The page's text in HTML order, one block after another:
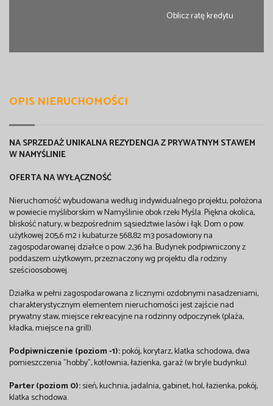
Oblicz ratę kredytu
OPIS NIERUCHOMOŚCI
NA SPRZEDAŻ UNIKALNA REZYDENCJA Z PRYWATNYM STAWEM
W NAMYŚLINIE
OFERTA NA WYŁĄCZNOŚĆ
Nieruchomość wybudowana według indywidualnego projektu, położona
w powiecie myśliborskim w Namyślinie obok rzeki Myśla. Piękna okolica,
bliskość natury, w bezpośrednim sąsiedztwie lasów i łąk. Dom o pow.
użytkowej 205,6 m2 i kubaturze 568,82 m3 posadowiony na
zagospodarowanej działce o pow. 2,36 ha. Budynek podpiwniczony z
poddaszem użytkowym, przeznaczony wg projektu dla rodziny
sześcioosobowej.
Działka w pełni zagospodarowana z licznymi ozdobnymi nasadzeniami,
charakterystycznym elementem nieruchomości jest zajście nad
prywatny staw, miejsce rekreacyjne na rodzinny odpoczynek (plaża,
kładka, miejsce na grill).
Podpiwniczenie (poziom -1):pokój, korytarz, klatka schodowa, dwa
pomieszczenia "hobby", kotłownia, łazienka, garaż (w bryle budynku).
Parter (poziom 0):sień, kuchnia, jadalnia, gabinet, hol, łazienka, pokój,
klatka schodowa.